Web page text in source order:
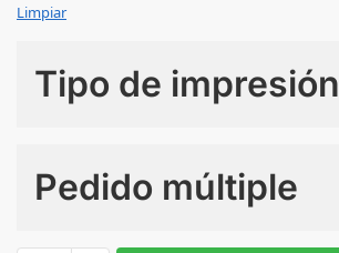
Limpiar
Tipo de impresión
Pedido múltiple